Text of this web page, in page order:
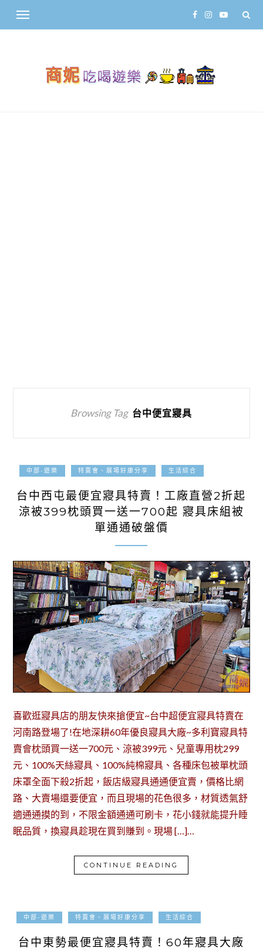
Browsing Tag 台中便宜寢具
中部-遊樂 特賣會、展場好康分享 生活綜合
台中西屯最便宜寢具特賣！工廠直營2折起
涼被399枕頭買一送一700起 寢具床組被
單通通破盤價
喜歡逛寢具店的朋友快來搶便宜~台中超便宜寢具特賣在
河南路登場了!在地深耕60年優良寢具大廠~多利寶寢具特
賣會枕頭買一送一700元、涼被399元、兒童專用枕299
元、100%天絲寢具、100%純棉寢具、各種床包被單枕頭
床罩全面下殺2折起，飯店級寢具通通便宜賣，價格比網
路、大賣場還要便宜，而且現場的花色很多，材質透氣舒
適通通摸的到，不限金額通通可刷卡，花小錢就能提升睡
眠品質，換寢具趁現在買到賺到。現場 […]…
CONTINUE READING
中部-遊樂 特賣會、展場好康分享 生活綜合
台中東勢最便宜寢具特賣！60年寢具大廠